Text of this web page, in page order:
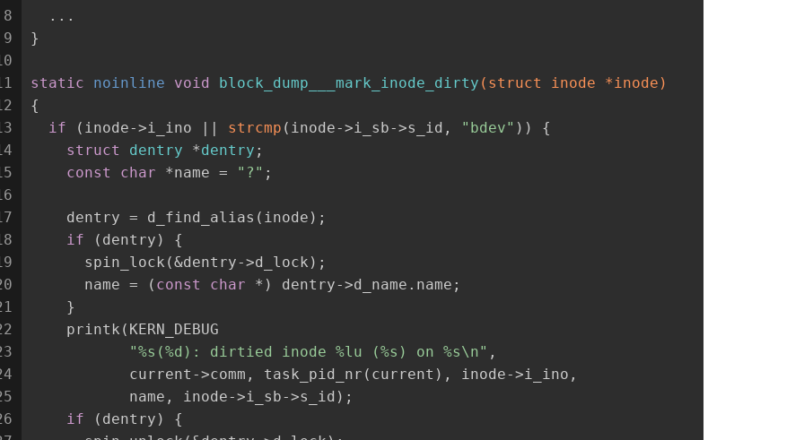
8
9
  ...
}
static noinline void block_dump___mark_inode_dirty (struct inode *inode)
{
if (inode->i_ino || strcmp (inode->i_sb->s_id, "bdev" )) {
struct
dentry *dentry ;
const
char *name = "?" ;
    dentry = d_find_alias(inode);
if (dentry) {
      spin_lock(&dentry->d_lock);
      name = (
const char *) dentry->d_name.name;
    }
    printk(KERN_DEBUG
"%s(%d): dirtied inode %lu (%s) on %s\n" ,
           current->comm, task_pid_nr(current), inode->i_ino,
           name, inode->i_sb->s_id);
if (dentry) {